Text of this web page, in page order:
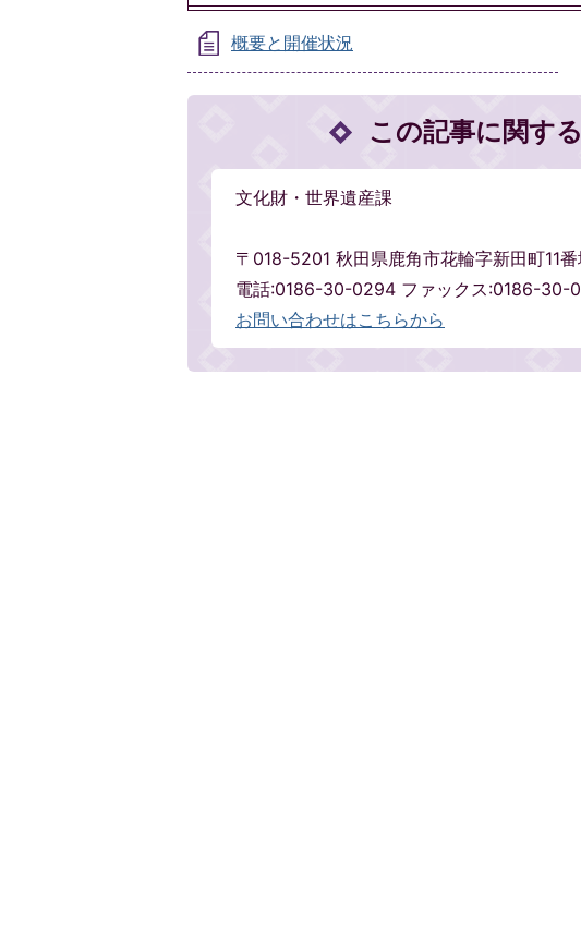
概要と開催状況
この記事に関す
文化財・世界遺産課
〒018-5201 秋田県鹿角市花輪字新田町11
電話:0186-30-0294 ファックス:0186-30-
お問い合わせはこちらから